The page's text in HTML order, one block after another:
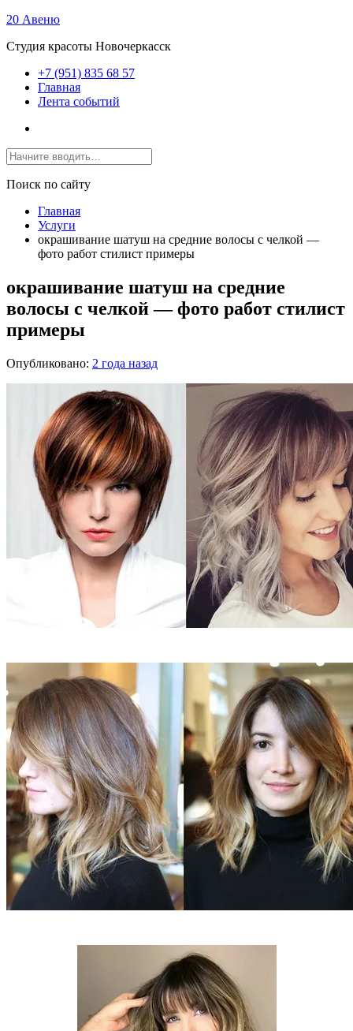
20 Авеню
Студия красоты Новочеркасск
+7 (951) 835 68 57
Главная
Лента событий
Поиск по сайту
Главная
Услуги
окрашивание шатуш на средние волосы с челкой —
фото работ стилист примеры
окрашивание шатуш на средние
волосы с челкой — фото работ стилист
примеры
Опубликовано: 2 года назад